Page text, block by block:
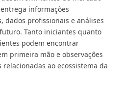
informações
dados profissionais e análises
Tanto iniciantes quanto
podem encontrar
primeira mão e observações
ao ecossistema da